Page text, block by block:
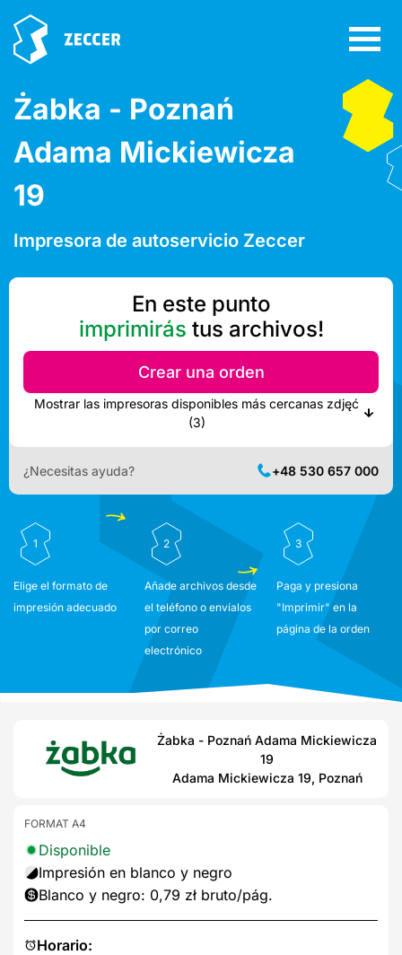
Żabka - Poznań
Adama Mickiewicza
19
Impresora de autoservicio Zeccer
En este punto
imprimirás tus archivos!
Crear una orden
Mostrar las impresoras disponibles más cercanas zdjęć
(3)
¿Necesitas ayuda? +48 530 657 000
1
Elige el formato de
impresión adecuado
2
Añade archivos desde
el teléfono o envíalos
por correo
electrónico
3
Paga y presiona
"Imprimir" en la
página de la orden
Żabka - Poznań Adama Mickiewicza
19
Adama Mickiewicza 19, Poznań
Horario:
FORMAT A4
Disponible
Impresión en blanco y negro
Blanco y negro: 0,79 zł bruto/pág.